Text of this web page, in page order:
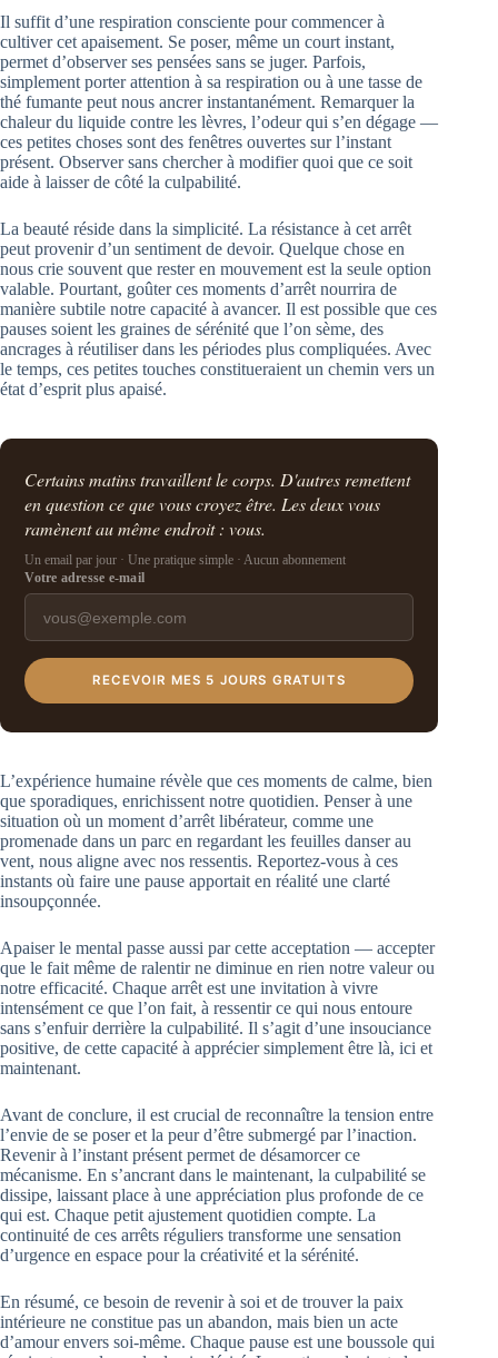
Il suffit d’une respiration consciente pour commencer à
cultiver cet apaisement. Se poser, même un court instant,
permet d’observer ses pensées sans se juger. Parfois,
simplement porter attention à sa respiration ou à une tasse de
thé fumante peut nous ancrer instantanément. Remarquer la
chaleur du liquide contre les lèvres, l’odeur qui s’en dégage —
ces petites choses sont des fenêtres ouvertes sur l’instant
présent. Observer sans chercher à modifier quoi que ce soit
aide à laisser de côté la culpabilité.
La beauté réside dans la simplicité. La résistance à cet arrêt
peut provenir d’un sentiment de devoir. Quelque chose en
nous crie souvent que rester en mouvement est la seule option
valable. Pourtant, goûter ces moments d’arrêt nourrira de
manière subtile notre capacité à avancer. Il est possible que ces
pauses soient les graines de sérénité que l’on sème, des
ancrages à réutiliser dans les périodes plus compliquées. Avec
le temps, ces petites touches constitueraient un chemin vers un
état d’esprit plus apaisé.
Certains matins travaillent le corps. D'autres remettent
en question ce que vous croyez être. Les deux vous
ramènent au même endroit : vous.
Un email par jour · Une pratique simple · Aucun abonnement
Votre adresse e-mail
RECEVOIR MES 5 JOURS GRATUITS
L’expérience humaine révèle que ces moments de calme, bien
que sporadiques, enrichissent notre quotidien. Penser à une
situation où un moment d’arrêt libérateur, comme une
promenade dans un parc en regardant les feuilles danser au
vent, nous aligne avec nos ressentis. Reportez-vous à ces
instants où faire une pause apportait en réalité une clarté
insoupçonnée.
Apaiser le mental passe aussi par cette acceptation — accepter
que le fait même de ralentir ne diminue en rien notre valeur ou
notre efficacité. Chaque arrêt est une invitation à vivre
intensément ce que l’on fait, à ressentir ce qui nous entoure
sans s’enfuir derrière la culpabilité. Il s’agit d’une insouciance
positive, de cette capacité à apprécier simplement être là, ici et
maintenant.
Avant de conclure, il est crucial de reconnaître la tension entre
l’envie de se poser et la peur d’être submergé par l’inaction.
Revenir à l’instant présent permet de désamorcer ce
mécanisme. En s’ancrant dans le maintenant, la culpabilité se
dissipe, laissant place à une appréciation plus profonde de ce
qui est. Chaque petit ajustement quotidien compte. La
continuité de ces arrêts réguliers transforme une sensation
d’urgence en espace pour la créativité et la sérénité.
En résumé, ce besoin de revenir à soi et de trouver la paix
intérieure ne constitue pas un abandon, mais bien un acte
d’amour envers soi-même. Chaque pause est une boussole qui